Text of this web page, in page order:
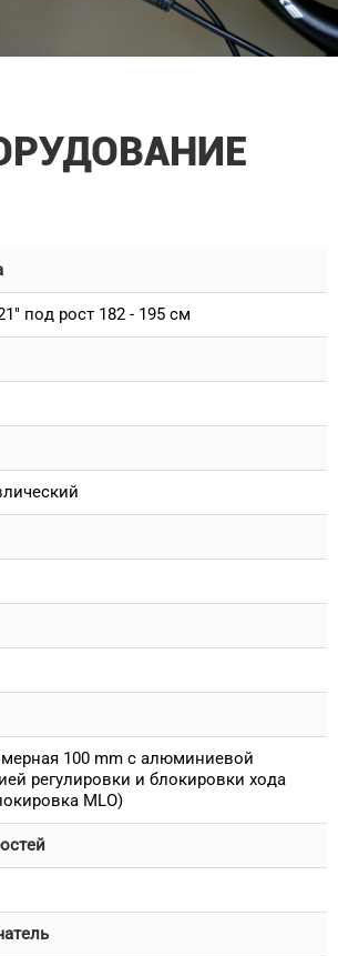
под рост 182 - 195 см
100 mm с алюминиевой
регулировки и блокировки хода
MLO)